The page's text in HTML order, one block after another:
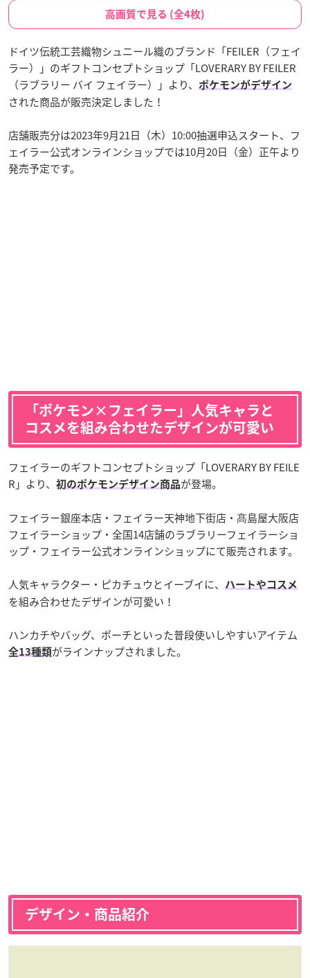
高画質で見る (全4枚)
ドイツ伝統工芸織物シュニール織のブランド「FEILER（フェイ
ラー）」のギフトコンセプトショップ「LOVERARY BY FEILER
（ラブラリー バイ フェイラー）」より、
ポケモンがデザイン
された商品が販売決定しました！
店舗販売分は2023年9月21日（木）10:00抽選申込スタート、フ
ェイラー公式オンラインショップでは10月20日（金）正午より
発売予定です。
「ポケモン×フェイラー」人気キャラと
コスメを組み合わせたデザインが可愛い
フェイラーのギフトコンセプトショップ「LOVERARY BY FEILE
R」より、
初のポケモンデザイン商品が登場。
フェイラー銀座本店・フェイラー天神地下街店・髙島屋大阪店
フェイラーショップ・全国14店舗のラブラリーフェイラーショ
ップ・フェイラー公式オンラインショップにて販売されます。
人気キャラクター・ピカチュウとイーブイに、 ハートやコスメ
を組み合わせたデザインが可愛い！
ハンカチやバッグ、ポーチといった普段使いしやすいアイテム
全13種類がラインナップされました。
デザイン・商品紹介